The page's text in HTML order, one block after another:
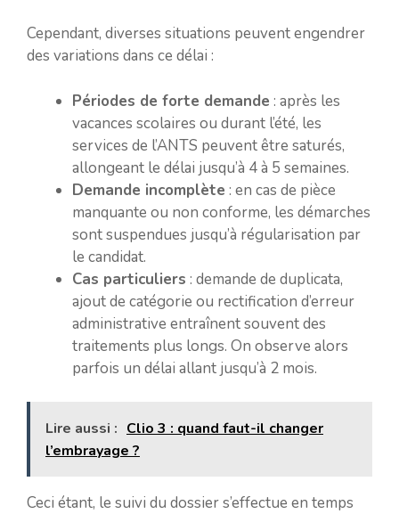
Cependant, diverses situations peuvent engendrer
des variations dans ce délai :
Périodes de forte demande : après les
vacances scolaires ou durant l’été, les
services de l’ANTS peuvent être saturés,
allongeant le délai jusqu’à 4 à 5 semaines.
Demande incomplète : en cas de pièce
manquante ou non conforme, les démarches
sont suspendues jusqu’à régularisation par
le candidat.
Cas particuliers : demande de duplicata,
ajout de catégorie ou rectification d’erreur
administrative entraînent souvent des
traitements plus longs. On observe alors
parfois un délai allant jusqu’à 2 mois.
Lire aussi : Clio 3 : quand faut-il changer
l’embrayage ?
Ceci étant, le suivi du dossier s’effectue en temps